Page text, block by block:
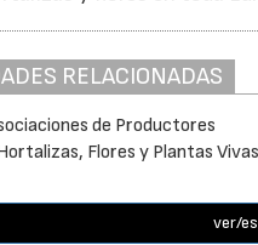
RELACIONADAS
de Productores
Flores y Plantas Vivas
ver/